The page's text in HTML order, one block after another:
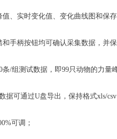
值、实时变化值、变化曲线图和保存
和手柄按钮均可确认采集数据，并保
条/组测试数据，即99只动物的力量
据可通过U盘导出，保持格式xls/csv
可调 ；